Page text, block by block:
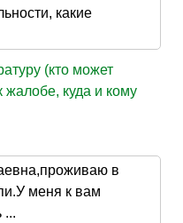
какие
(кто может
жалобе, куда и кому
в
меня к вам
...